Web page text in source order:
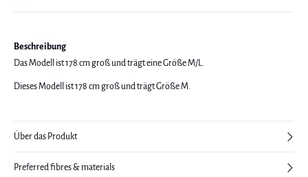
Beschreibung
Das Modell ist 178 cm groß und trägt eine Größe M/L.
Dieses Modell ist 178 cm groß und trägt Größe M.
Über das Produkt
Preferred fibres & materials